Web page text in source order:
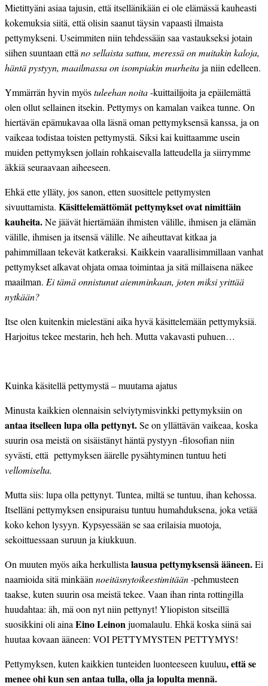
Mietittyäni asiaa tajusin, että itsellänikään ei ole elämässä kauheasti
kokemuksia siitä, että olisin saanut täysin vapaasti ilmaista
pettymykseni. Useimmiten niin tehdessään saa vastaukseksi jotain
siihen suuntaan että no sellaista sattuu, meressä on muitakin kaloja,
häntä pystyyn, maailmassa on isompiakin murheitaja niin edelleen.
Ymmärrän hyvin myöstuleehan noita-kuittailijoita ja epäilemättä
olen ollut sellainen itsekin. Pettymys on kamalan vaikea tunne. On
hiertävän epämukavaa olla läsnä oman pettymyksensä kanssa, ja on
vaikeaa todistaa toisten pettymystä. Siksi kai kuittaamme usein
muiden pettymyksen jollain rohkaisevalla latteudella ja siirrymme
äkkiä seuraavaan aiheeseen.
Ehkä ette ylläty, jos sanon, etten suosittele pettymysten
sivuuttamista. Käsittelemättömät pettymykset ovat nimittäin
kauheita.Ne jäävät hiertämään ihmisten välille, ihmisen ja elämän
välille, ihmisen ja itsensä välille. Ne aiheuttavat kitkaa ja
pahimmillaan tekevät katkeraksi. Kaikkein vaarallisimmillaan vanhat
pettymykset alkavat ohjata omaa toimintaa ja sitä millaisena näkee
maailman. Ei tämä onnistunut aiemminkaan, joten miksi yrittää
nytkään?
Itse olen kuitenkin mielestäni aika hyvä käsittelemään pettymyksiä.
Harjoitus tekee mestarin, heh heh. Mutta vakavasti puhuen…
Kuinka käsitellä pettymystä – muutama ajatus
Minusta kaikkien olennaisin selviytymisvinkki pettymyksiin on
antaa itselleen lupa olla pettynyt.Se on yllättävän vaikeaa, koska
suurin osa meistä on sisäistänyt häntä pystyyn -filosofian niin
syvästi, että pettymyksen äärelle pysähtyminen tuntuu heti
vellomiselta.
Mutta siis: lupa olla pettynyt. Tuntea, miltä se tuntuu, ihan kehossa.
Itselläni pettymyksen ensipuraisu tuntuu humahduksena, joka vetää
koko kehon lysyyn. Kypsyessään se saa erilaisia muotoja,
sekoittuessaan suruun ja kiukkuun.
On muuten myös aika herkullista lausua pettymyksensä ääneen.Ei
naamioida sitä minkään noeitäsnytoikeestimitään-pehmusteen
taakse, kuten suurin osa meistä tekee. Vaan ihan rinta rottingilla
huudahtaa: äh, mä oon nyt niin pettynyt! Yliopiston sitseillä
suosikkini oli aina Eino Leinonjuomalaulu. Ehkä koska siinä sai
huutaa kovaan ääneen: VOI PETTYMYSTEN PETTYMYS!
Pettymyksen, kuten kaikkien tunteiden luonteeseen kuuluu, että se
menee ohi kun sen antaa tulla, olla ja lopulta mennä.